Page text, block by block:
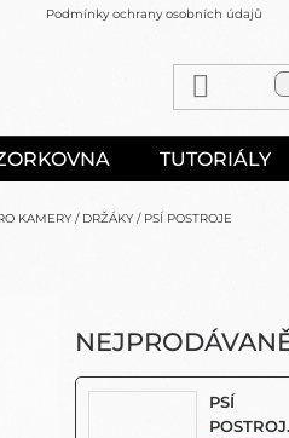
Podmínky ochrany osobních údajů
TUTORIÁLY
KAMERY / DRŽÁKY / PSÍ POSTROJE
PSÍ
POSTROJ